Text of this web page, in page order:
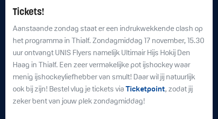
Tickets!
Aanstaande zondag staat er een indrukwekkende clash op
het programma in Thialf. Zondagmiddag 17 november, 15.30
uur ontvangt UNIS Flyers namelijk Ultimair Hijs Hokij Den
Haag in Thialf. Een zeer vermakelijke pot ijshockey waar
menig ijshockeyliefhebber van smult! Daar wil jij natuurlijk
ook bij zijn! Bestel vlug je tickets viaTicketpoint, zodat jij
zeker bent van jouw plek zondagmiddag!